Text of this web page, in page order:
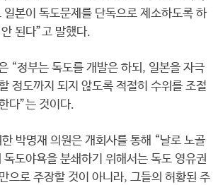
일본이 독도문제를 단독으로 제소하도록 하
된다”고 말했다.
“정부는 독도를 개발은 하되, 일본을 자극
정도까지 되지 않도록 적절히 수위를 조절
다”는 것이다.
박명재 의원은 개회사를 통해 “날로 노골
도야욕을 분쇄하기 위해서는 독도 영유권
으로 주장할 것이 아니라, 그들의 허황된 주